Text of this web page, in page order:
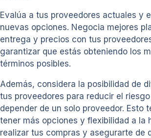
Evalúa a tus proveedores actuales y
nuevas opciones. Negocia mejores
entrega y precios con tus
garantizar que estás obteniendo los
términos posibles.
Además, considera la posibilidad de
tus proveedores para reducir el
depender de un solo proveedor. Esto
tener más opciones y flexibilidad a la
realizar tus compras y asegurarte de